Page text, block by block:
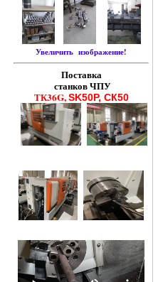
Увеличить изображение!
Поставка
станков ЧПУ
ТК36G,SK50P, СК50